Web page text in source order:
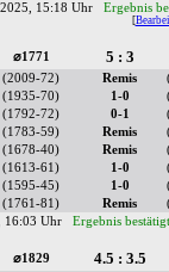
15:18 Uhr Ergebnis
[
⌀1771 5 : 3
(2009-72) Remis
(1935-70) 1-0
(1792-72) 0-1
(1783-59) Remis
(1678-40) Remis
(1613-61) 1-0
(1595-45) 1-0
(1761-81) Remis
16:03 Uhr Ergebnis
⌀1829 4.5 : 3.5